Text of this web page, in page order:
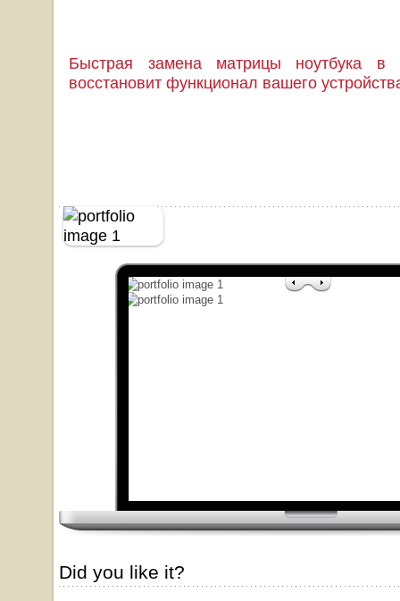
Быстрая замена матрицы ноутбука в
восстановит функционал вашего
Did you like it?